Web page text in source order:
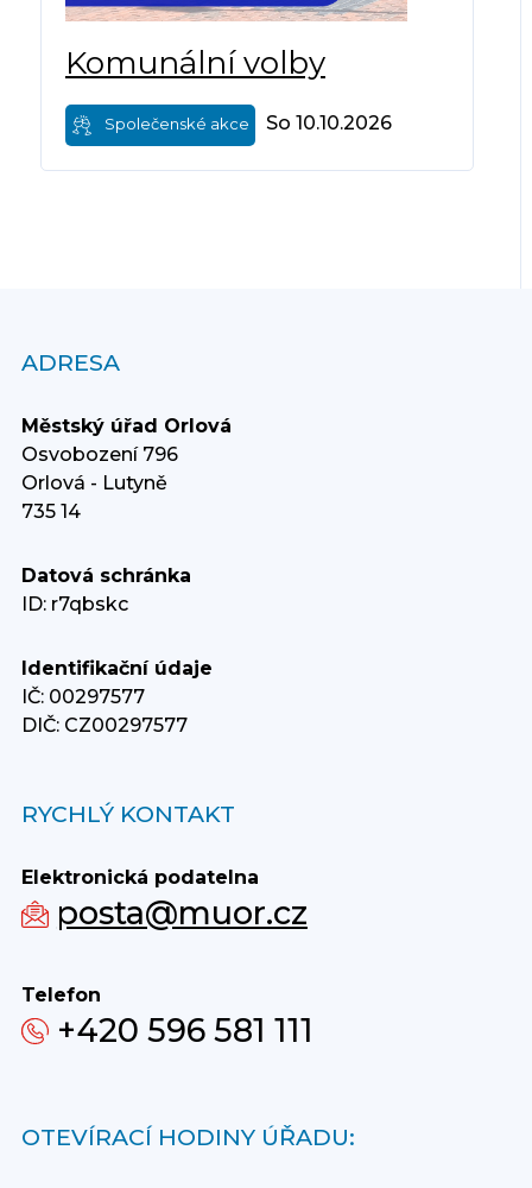
Komunální volby
Společenské akce So 10.10.2026
ADRESA
Městský úřad Orlová
Osvobození 796
Orlová - Lutyně
735 14
Datová schránka
ID: r7qbskc
Identifikační údaje
IČ: 00297577
DIČ: CZ00297577
RYCHLÝ KONTAKT
Elektronická podatelna
posta@muor.cz
Telefon
+420 596 581 111
OTEVÍRACÍ HODINY ÚŘADU: